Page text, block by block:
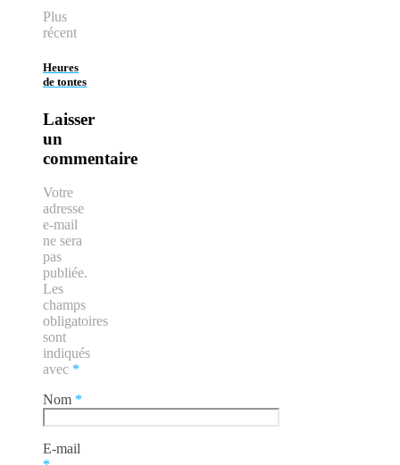
Plus
récent
Heures
de tontes
Laisser
un
commentaire
Votre
adresse
e-mail
ne sera
pas
publiée.
Les
champs
obligatoires
sont
indiqués
avec *
Nom *
E-mail